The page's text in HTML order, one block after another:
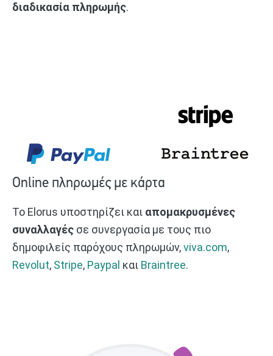
διαδικασία πληρωμής.
Online πληρωμές με κάρτα
Το Elorus υποστηρίζει και απομακρυσμένες
συναλλαγές σε συνεργασία με τους πιο
δημοφιλείς παρόχους πληρωμών,viva.com,
Revolut, Stripe, Paypal και Braintree.